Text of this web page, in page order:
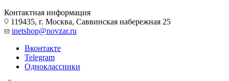
Контактная информация
119435, г. Москва, Саввинская набережная 25
inetshop@novzar.ru
Вконтакте
Telegram
Одноклассники